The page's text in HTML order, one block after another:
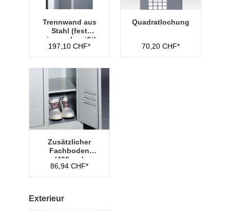
Trennwand aus
Stahl (fest
eingeschweißt)
197,10 CHF*
Quadratlochung
70,20 CHF*
Zusätzlicher
Fachboden
(400mm)
86,94 CHF*
Exterieur